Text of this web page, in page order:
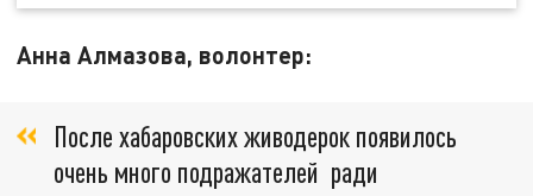
Анна Алмазова, волонтер:
После хабаровских живодерок появилось
очень много подражателей ради